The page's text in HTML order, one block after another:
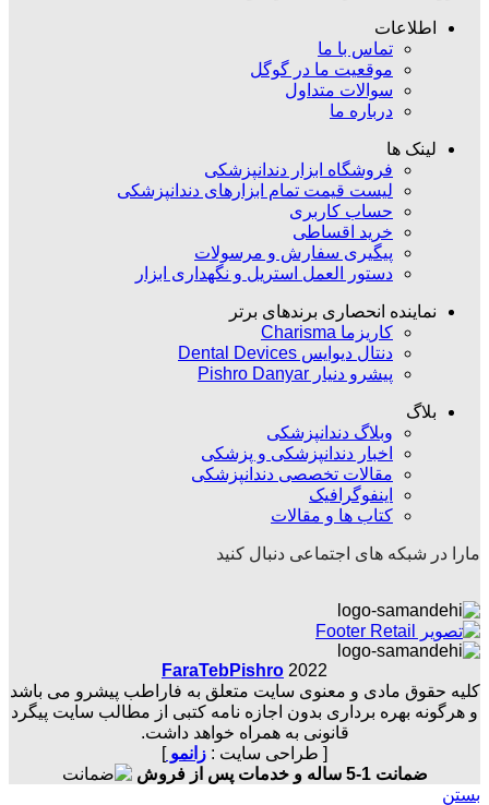
اطلاعات
تماس با ما
موقعیت ما در گوگل
سوالات متداول
درباره ما
لینک ها
فروشگاه ابزار دندانپزشکی
لیست قیمت تمام ابزارهای دندانپزشکی
حساب کاربری
خرید اقساطی
پیگیری سفارش و مرسولات
دستور العمل استریل و نگهداری ابزار
نماینده انحصاری برندهای برتر
کاریزما Charisma
دنتال دیوایس Dental Devices
پیشرو دنیار Pishro Danyar
بلاگ
وبلاگ دندانپزشکی
اخبار دندانپزشکی و پزشکی
مقالات تخصصی دندانپزشکی
اینفوگرافیک
کتاب ها و مقالات
مارا در شبکه های اجتماعی دنبال کنید
FaraTebPishro 2022
کلیه حقوق مادی و معنوی سایت متعلق به فاراطب پیشرو می باشد
و هرگونه بهره برداری بدون اجازه نامه کتبی از مطالب سایت پیگرد
قانونی به همراه خواهد داشت.
[ طراحی سایت : زانمو]
ضمانت 1-5 ساله و خدمات پس از فروش
بستن